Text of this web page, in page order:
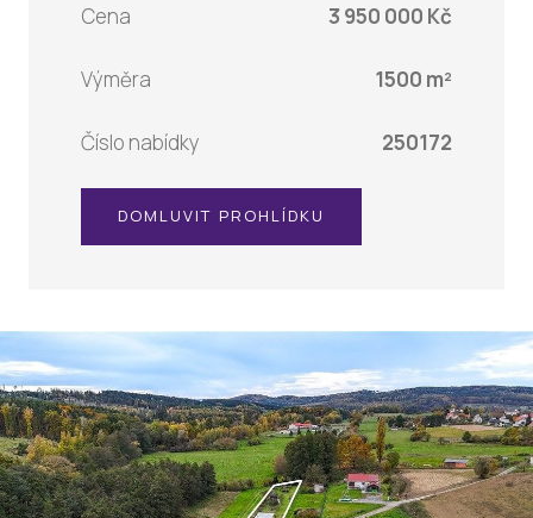
Cena 3 950 000 Kč
Výměra 1500 m²
Číslo nabídky 250172
DOMLUVIT PROHLÍDKU